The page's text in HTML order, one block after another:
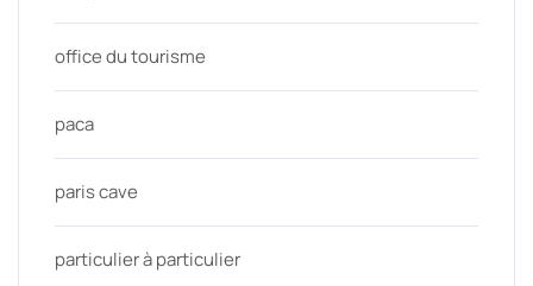
office du tourisme
paca
paris cave
particulier à particulier